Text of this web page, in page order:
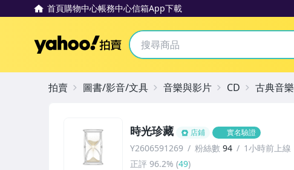
首頁購物中心帳務中心信箱App下載
Yahoo拍賣
時光珍藏 店鋪 實名驗證
Y2606591269 粉絲數 94
1小時前上線
正評 96.2% (49)
拍賣 圖書/影音/文具 音樂與影片 CD 古典音樂